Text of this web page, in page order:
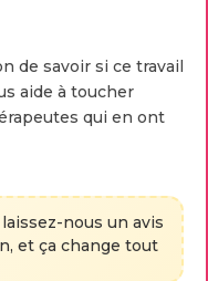
de savoir si ce travail
aide à toucher
qui en ont
laissez-nous un avis
et ça change tout